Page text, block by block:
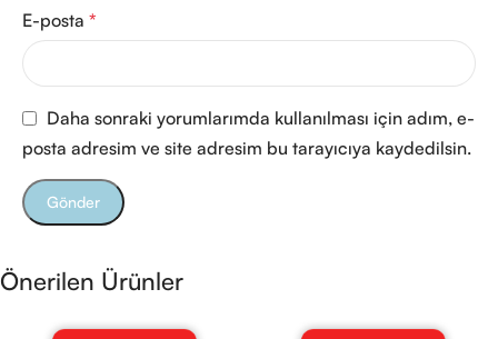
E-posta *
Daha sonraki yorumlarımda kullanılması için adım, e-
posta adresim ve site adresim bu tarayıcıya kaydedilsin.
Önerilen Ürünler